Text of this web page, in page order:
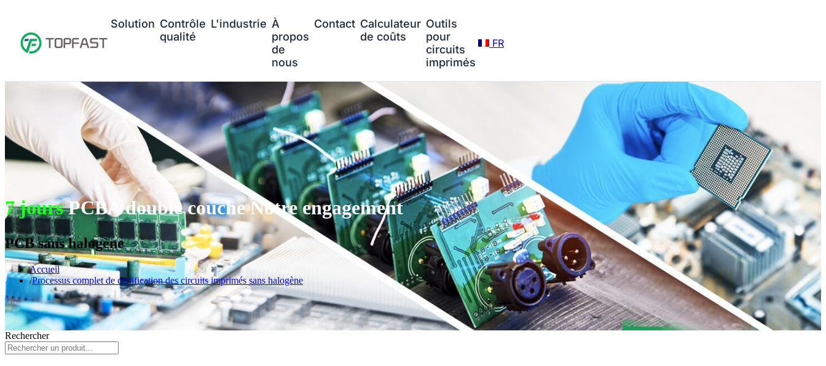
Solution Contrôle
qualité
L'industrie À
propos
de
nous
Contact Calculateur
de coûts
Outils
pour
circuits
imprimés
FR
7 joursPCBA double couche Notre engagement
PCB sans halogène
Accueil
Processus complet de certification des circuits imprimés sans halogène
Rechercher